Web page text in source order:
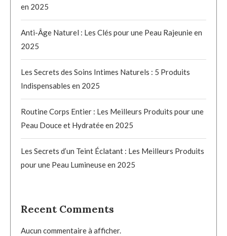
en 2025
Anti-Âge Naturel : Les Clés pour une Peau Rajeunie en
2025
Les Secrets des Soins Intimes Naturels : 5 Produits
Indispensables en 2025
Routine Corps Entier : Les Meilleurs Produits pour une
Peau Douce et Hydratée en 2025
Les Secrets d’un Teint Éclatant : Les Meilleurs Produits
pour une Peau Lumineuse en 2025
Recent Comments
Aucun commentaire à afficher.